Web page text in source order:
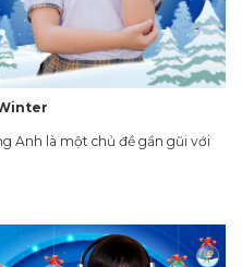
Anh là một chủ đề gần gũi với